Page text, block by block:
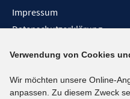
Impressum
Datenschutzerklärung
Barrieren melden
Social-Media-Kanäle
Verwendung von Cookies
Wir möchten unsere Online-
anpassen. Zu diesem Zweck